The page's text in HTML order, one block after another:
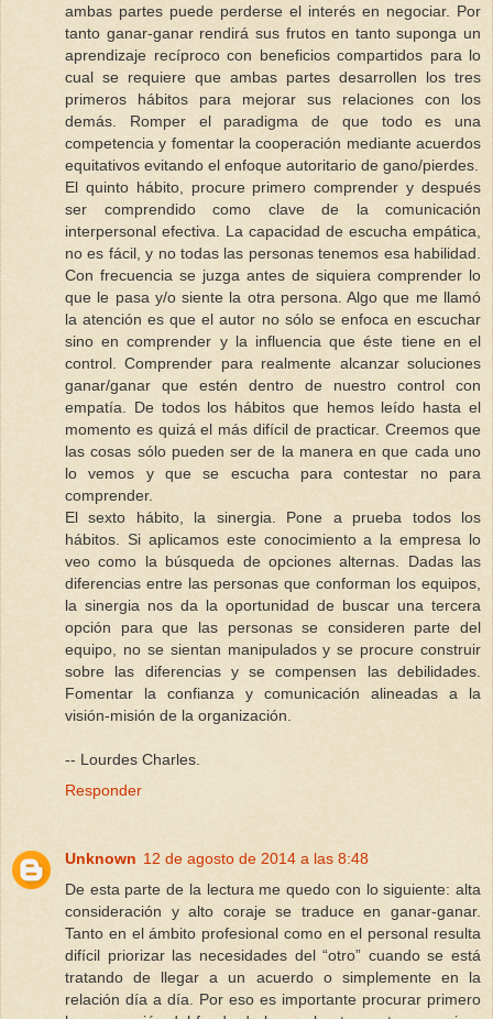
ambas partes puede perderse el interés en negociar. Por
tanto ganar-ganar rendirá sus frutos en tanto suponga un
aprendizaje recíproco con beneficios compartidos para lo
cual se requiere que ambas partes desarrollen los tres
primeros hábitos para mejorar sus relaciones con los
demás. Romper el paradigma de que todo es una
competencia y fomentar la cooperación mediante acuerdos
equitativos evitando el enfoque autoritario de gano/pierdes.
El quinto hábito, procure primero comprender y después
ser comprendido como clave de la comunicación
interpersonal efectiva. La capacidad de escucha empática,
no es fácil, y no todas las personas tenemos esa habilidad.
Con frecuencia se juzga antes de siquiera comprender lo
que le pasa y/o siente la otra persona. Algo que me llamó
la atención es que el autor no sólo se enfoca en escuchar
sino en comprender y la influencia que éste tiene en el
control. Comprender para realmente alcanzar soluciones
ganar/ganar que estén dentro de nuestro control con
empatía. De todos los hábitos que hemos leído hasta el
momento es quizá el más difícil de practicar. Creemos que
las cosas sólo pueden ser de la manera en que cada uno
lo vemos y que se escucha para contestar no para
comprender.
El sexto hábito, la sinergia. Pone a prueba todos los
hábitos. Si aplicamos este conocimiento a la empresa lo
veo como la búsqueda de opciones alternas. Dadas las
diferencias entre las personas que conforman los equipos,
la sinergia nos da la oportunidad de buscar una tercera
opción para que las personas se consideren parte del
equipo, no se sientan manipulados y se procure construir
sobre las diferencias y se compensen las debilidades.
Fomentar la confianza y comunicación alineadas a la
visión-misión de la organización.
-- Lourdes Charles.
Responder
Unknown 12 de agosto de 2014 a las 8:48
De esta parte de la lectura me quedo con lo siguiente: alta
consideración y alto coraje se traduce en ganar-ganar.
Tanto en el ámbito profesional como en el personal resulta
difícil priorizar las necesidades del “otro” cuando se está
tratando de llegar a un acuerdo o simplemente en la
relación día a día. Por eso es importante procurar primero